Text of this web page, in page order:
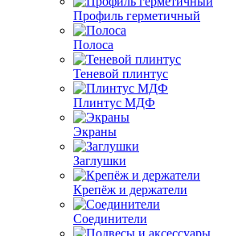
Профиль герметичный
Полоса
Теневой плинтус
Плинтус МДФ
Экраны
Заглушки
Крепёж и держатели
Соединители